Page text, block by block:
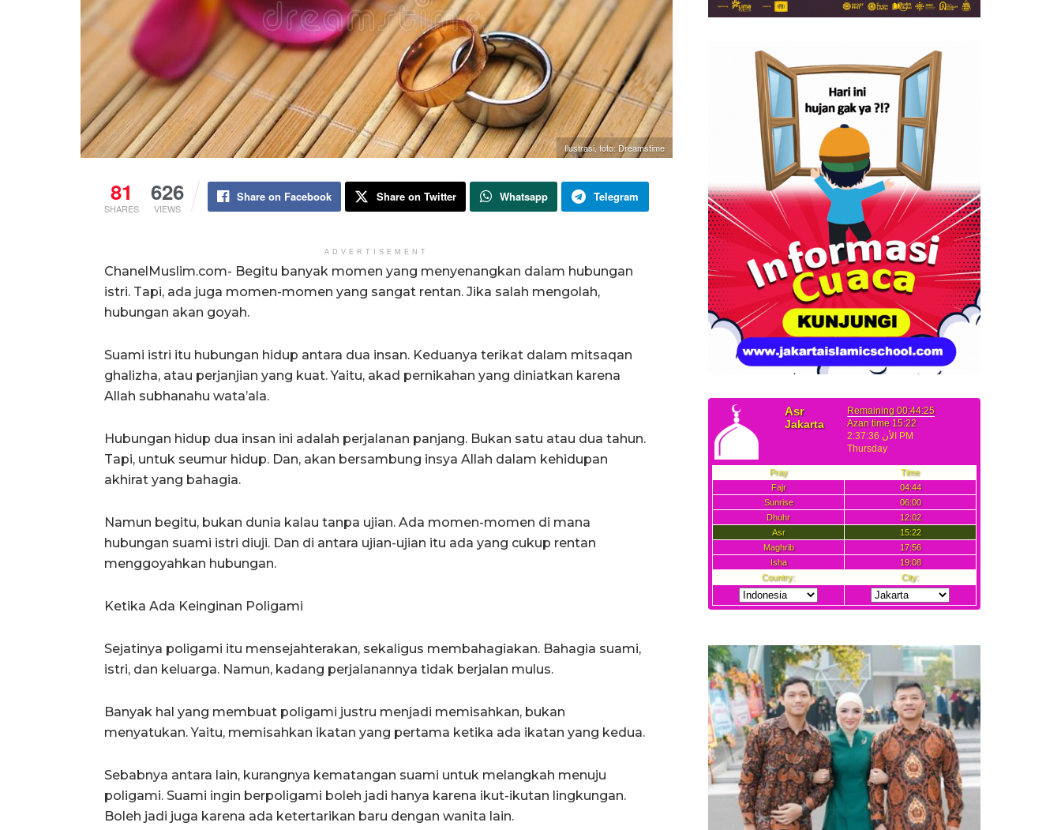
Ilustrasi, foto: Dreamstime
81
SHARES
626
VIEWS
Share on Facebook Share on Twitter Whatsapp Telegram
ADVERTISEMENT
ChanelMuslim.com- Begitu banyak momen yang menyenangkan dalam hubungan
istri. Tapi, ada juga momen-momen yang sangat rentan. Jika salah mengolah,
hubungan akan goyah.
Suami istri itu hubungan hidup antara dua insan. Keduanya terikat dalam mitsaqan
ghalizha, atau perjanjian yang kuat. Yaitu, akad pernikahan yang diniatkan karena
Allah subhanahu wata’ala.
Hubungan hidup dua insan ini adalah perjalanan panjang. Bukan satu atau dua tahun.
Tapi, untuk seumur hidup. Dan, akan bersambung insya Allah dalam kehidupan
akhirat yang bahagia.
Namun begitu, bukan dunia kalau tanpa ujian. Ada momen-momen di mana
hubungan suami istri diuji. Dan di antara ujian-ujian itu ada yang cukup rentan
menggoyahkan hubungan.
Ketika Ada Keinginan Poligami
Sejatinya poligami itu mensejahterakan, sekaligus membahagiakan. Bahagia suami,
istri, dan keluarga. Namun, kadang perjalanannya tidak berjalan mulus.
Banyak hal yang membuat poligami justru menjadi memisahkan, bukan
menyatukan. Yaitu, memisahkan ikatan yang pertama ketika ada ikatan yang kedua.
Sebabnya antara lain, kurangnya kematangan suami untuk melangkah menuju
poligami. Suami ingin berpoligami boleh jadi hanya karena ikut-ikutan lingkungan.
Boleh jadi juga karena ada ketertarikan baru dengan wanita lain.